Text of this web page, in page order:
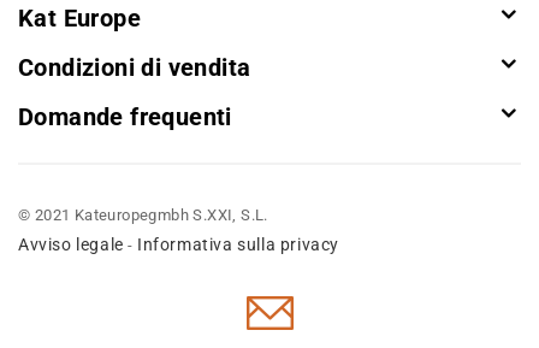
Kat Europe
Condizioni di vendita
Domande frequenti
© 2021 Kateuropegmbh S.XXI, S.L.
Avviso legale - Informativa sulla privacy